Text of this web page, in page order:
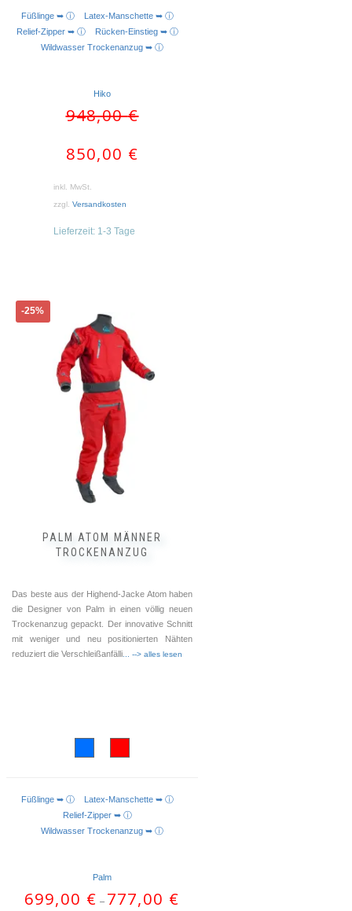
AUSFÜHRUNG WÄHLEN
Füßlinge ➥ ⓘ Latex-Manschette ➥ ⓘ
Relief-Zipper ➥ ⓘ Rücken-Einstieg ➥ ⓘ
Wildwasser Trockenanzug ➥ ⓘ
Hiko
948,00€
850,00 €
inkl. MwSt.
zzgl. Versandkosten
Lieferzeit: 1-3 Tage
-25%
PALM ATOM MÄNNER
TROCKENANZUG
Das beste aus der Highend-Jacke Atom haben
die Designer von Palm in einen völlig neuen
Trockenanzug gepackt. Der innovative Schnitt
mit weniger und neu positionierten Nähten
reduziert die Verschleißanfälli ... --> alles lesen
AUSFÜHRUNG WÄHLEN
Füßlinge ➥ ⓘ
Latex-Manschette ➥ ⓘ
Relief-Zipper ➥ ⓘ
Wildwasser Trockenanzug ➥ ⓘ
Palm
699,00 € – 777,00 €
Dieses
Produkt